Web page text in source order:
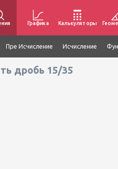
Графика Калькуляторы
Пре Исчисление Исчисление
дробь 15/35